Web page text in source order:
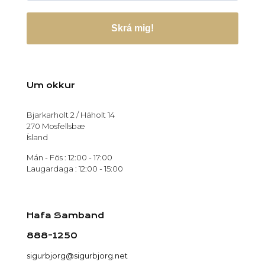
Skrá mig!
Um okkur
Bjarkarholt 2 / Háholt 14
270 Mosfellsbæ
Ísland
Mán - Fös : 12:00 - 17:00
Laugardaga : 12:00 - 15:00
Hafa Samband
888-1250
sigurbjorg@sigurbjorg.net